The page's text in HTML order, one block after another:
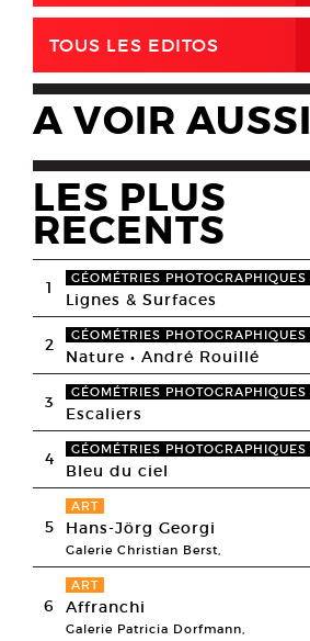
TOUS LES EDITOS
A VOIR AUSSI
LES PLUS
RECENTS
1 GÉOMÉTRIES PHOTOGRAPHIQUES
Lignes & Surfaces
2 GÉOMÉTRIES PHOTOGRAPHIQUES
Nature • André Rouillé
3 GÉOMÉTRIES PHOTOGRAPHIQUES
Escaliers
4 GÉOMÉTRIES PHOTOGRAPHIQUES
Bleu du ciel
5
ART
Hans-Jörg Georgi
Galerie Christian Berst,
6
ART
Affranchi
Galerie Patricia Dorfmann,